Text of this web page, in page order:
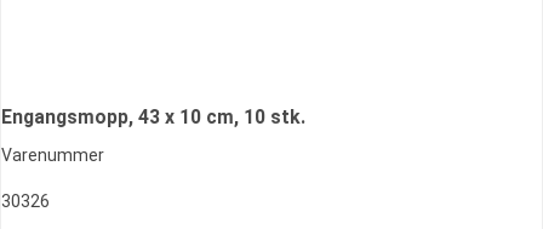
Engangsmopp, 43 x 10 cm, 10 stk.
Varenummer
30326